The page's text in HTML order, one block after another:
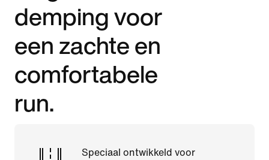
demping voor
een zachte en
comfortabele
run.
Speciaal ontwikkeld voor